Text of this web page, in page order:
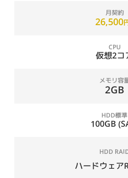
月契約
26,500
CPU
仮想2コ
メモリ容
2GB
HDD標準
100GB
HDD
ハードウェア